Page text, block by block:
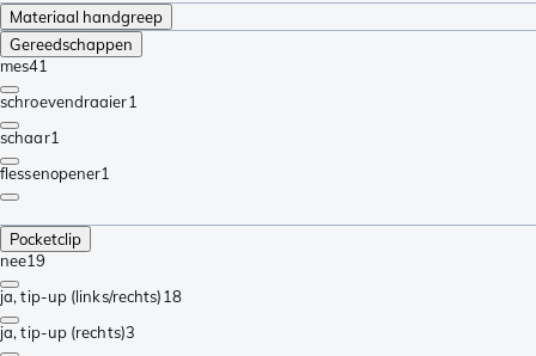
Materiaal handgreep
Gereedschappen
mes41
schroevendraaier1
schaar1
flessenopener1
Pocketclip
nee19
ja, tip-up (links/rechts)18
ja, tip-up (rechts)3